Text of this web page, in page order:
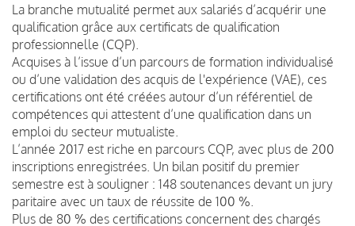
La branche mutualité permet aux salariés d’acquérir une
qualification grâce aux certificats de qualification
professionnelle (CQP).
Acquises à l’issue d’un parcours de formation individualisé
ou d’une validation des acquis de l'expérience (VAE), ces
certifications ont été créées autour d’un référentiel de
compétences qui attestent d’une qualification dans un
emploi du secteur mutualiste.
L’année 2017 est riche en parcours CQP, avec plus de 200
inscriptions enregistrées. Un bilan positif du premier
semestre est à souligner : 148 soutenances devant un jury
paritaire avec un taux de réussite de 100 %.
Plus de 80 % des certifications concernent des chargés